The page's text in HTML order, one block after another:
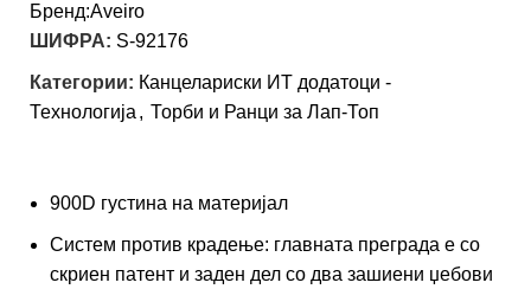
Бренд:Aveiro
ШИФРА: S-92176
Категории: Канцелариски ИТ додатоци -
Технологија , Торби и Ранци за Лап-Топ
900D густина на материјал
Систем против крадење: главната преграда е со
скриен патент и заден дел со два зашиени џебови